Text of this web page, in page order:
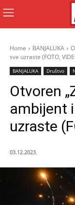
Home BANJALUKA
sve uzraste (FOTO,
BANJALUKA Društvo
Otvoren
ambijent
uzraste
03.12.2023.